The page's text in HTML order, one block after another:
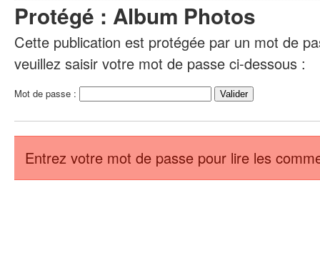
Protégé : Album Photos
Cette publication est protégée par un mot de
veuillez saisir votre mot de passe ci-dessous :
Mot de passe :
Entrez votre mot de passe pour lire les